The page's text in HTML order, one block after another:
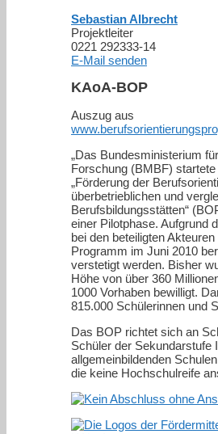
Sebastian Albrecht
Projektleiter
0221 292333-14
E-Mail senden
KAoA-BOP
Auszug aus
„Das Bundesministerium
Forschung (BMBF)
„Förderung der
überbetrieblichen und
Berufsbildungsstätten“
einer Pilotphase. Aufgrund
bei den beteiligten
Programm im Juni 2010
verstetigt werden. Bisher
Höhe von über 360
1000 Vorhaben bewilligt.
815.000 Schülerinnen und
Das BOP richtet sich an
Schüler der Sekundarstufe
allgemeinbildenden
die keine Hochschulreife